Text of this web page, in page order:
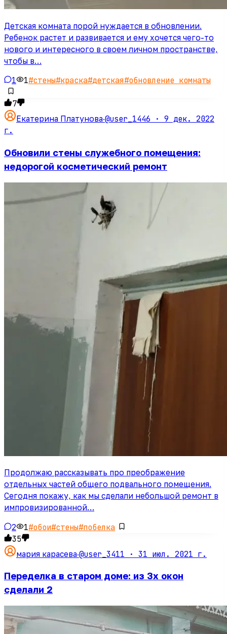
Детская комната порой нуждается в обновлении.
Ребенок растет и развивается и ему хочется чего-то
нового и интересного в своем личном пространстве,
чтобы в…
1 1#стены#краска#детская#обновление комнаты
7
Екатерина Платунова·@user_1446 · 9 дек. 2022
г.
Обновили стены служебного помещения:
недорогой косметический ремонт
Продолжаю рассказывать про преображение
отдельных частей общего подвального помещения.
Сегодня покажу, как мы сделали небольшой ремонт в
импровизированной…
2 1#обои#стены#побелка
35
мария карасева·@user_3411 · 31 июл. 2021 г.
Переделка в старом доме: из 3х окон
сделали 2